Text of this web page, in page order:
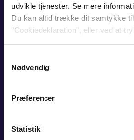
udvikle tjenester. Se mere
Du kan altid trække dit samtykke
"Cookiedeklaration", eller ved at
Vi anvender egne cookies og
generere statistik og huske dine
Nødvendig
Præferencer
Statistik
ALT for damerne
BoligLiv